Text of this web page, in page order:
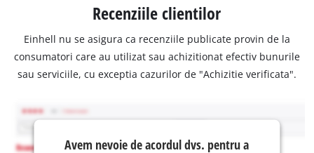
Recenziile clientilor
Einhell nu se asigura ca recenziile publicate provin de la
consumatori care au utilizat sau achizitionat efectiv bunurile
sau serviciile, cu exceptia cazurilor de "Achizitie verificata".
Avem nevoie de acordul dvs. pentru a